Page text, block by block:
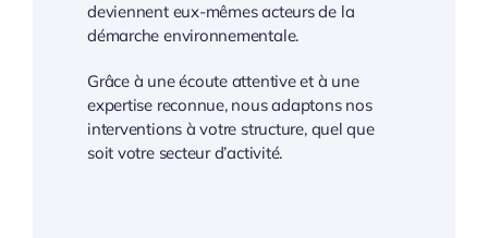
deviennent eux-mêmes acteurs de la
démarche environnementale.
Grâce à une écoute attentive et à une
expertise reconnue, nous adaptons nos
interventions à votre structure, quel que
soit votre secteur d’activité.